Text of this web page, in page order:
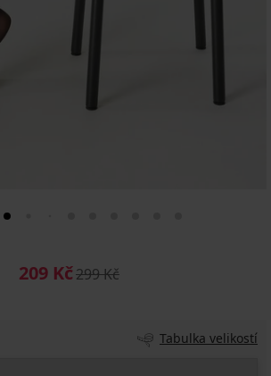
209 Kč299 Kč
Tabulka velikostí